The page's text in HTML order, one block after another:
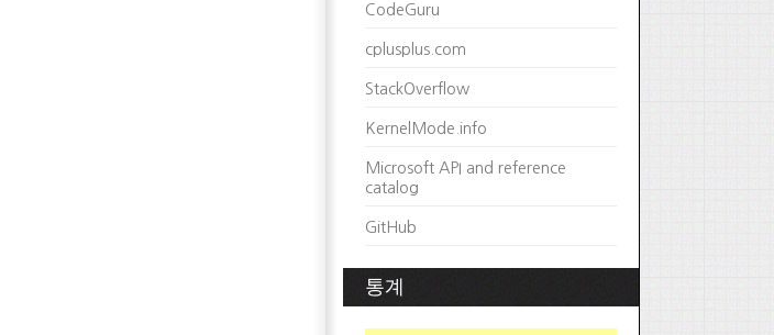
CodeGuru
cplusplus.com
StackOverflow
KernelMode.info
Microsoft API and reference
catalog
GitHub
통계